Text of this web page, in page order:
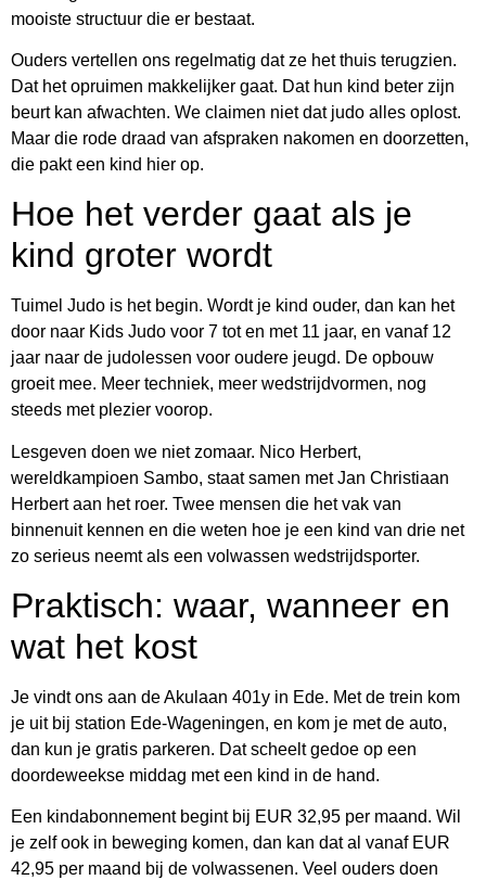
mooiste structuur die er bestaat.
Ouders vertellen ons regelmatig dat ze het thuis terugzien.
Dat het opruimen makkelijker gaat. Dat hun kind beter zijn
beurt kan afwachten. We claimen niet dat judo alles oplost.
Maar die rode draad van afspraken nakomen en doorzetten,
die pakt een kind hier op.
Hoe het verder gaat als je
kind groter wordt
Tuimel Judo is het begin. Wordt je kind ouder, dan kan het
door naar Kids Judo voor 7 tot en met 11 jaar, en vanaf 12
jaar naar de judolessen voor oudere jeugd. De opbouw
groeit mee. Meer techniek, meer wedstrijdvormen, nog
steeds met plezier voorop.
Lesgeven doen we niet zomaar. Nico Herbert,
wereldkampioen Sambo, staat samen met Jan Christiaan
Herbert aan het roer. Twee mensen die het vak van
binnenuit kennen en die weten hoe je een kind van drie net
zo serieus neemt als een volwassen wedstrijdsporter.
Praktisch: waar, wanneer en
wat het kost
Je vindt ons aan de Akulaan 401y in Ede. Met de trein kom
je uit bij station Ede-Wageningen, en kom je met de auto,
dan kun je gratis parkeren. Dat scheelt gedoe op een
doordeweekse middag met een kind in de hand.
Een kindabonnement begint bij EUR 32,95 per maand. Wil
je zelf ook in beweging komen, dan kan dat al vanaf EUR
42,95 per maand bij de volwassenen. Veel ouders doen